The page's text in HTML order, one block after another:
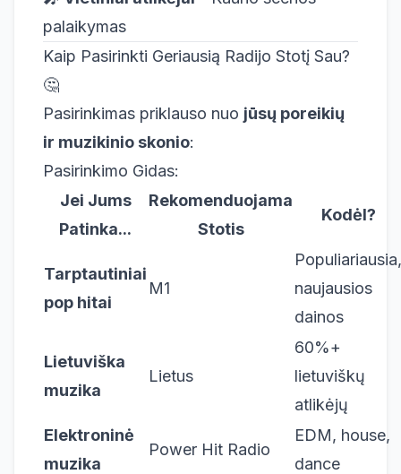
palaikymas
Kaip Pasirinkti Geriausią Radijo Stotį Sau?
🤔
Pasirinkimas priklauso nuo jūsų poreikių
ir muzikinio skonio:
Pasirinkimo Gidas:
Jei Jums
Patinka...
Rekomenduojama
Stotis
Kodėl?
Tarptautiniai
pop hitai
M1
Populiariausia,
naujausios
dainos
Lietuviška
muzika
Lietus
60%+
lietuviškų
atlikėjų
Elektroninė
muzika
Power Hit Radio
EDM, house,
dance